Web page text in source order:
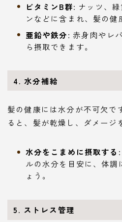
ビタミンB群: ナッツ、
ンなどに含まれ、髪の健
亜鉛や鉄分: 赤身肉やレ
ら摂取できます。
4. 水分補給
髪の健康には水分が不可欠で
ると、髪が乾燥し、ダメージ
水分をこまめに摂取する
ルの水分を目安に、体調
ょう。
5. ストレス管理